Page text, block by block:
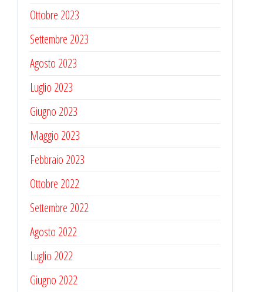
Ottobre 2023
Settembre 2023
Agosto 2023
Luglio 2023
Giugno 2023
Maggio 2023
Febbraio 2023
Ottobre 2022
Settembre 2022
Agosto 2022
Luglio 2022
Giugno 2022